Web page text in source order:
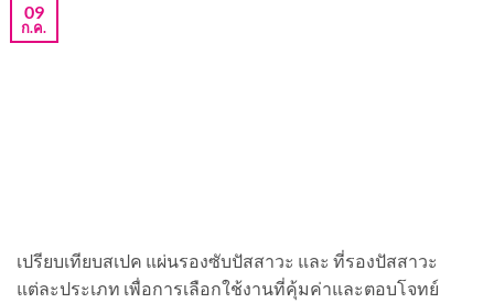
09
ก.ค.
เปรียบเทียบสเปค แผ่นรองซับปัสสาวะ และ ที่รองปัสสาวะ
แต่ละประเภท เพื่อการเลือกใช้งานที่คุ้มค่าและตอบโจทย์